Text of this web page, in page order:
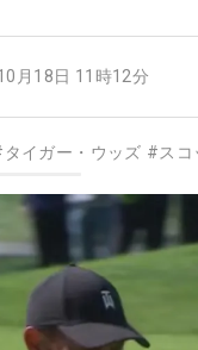
月18日 11時12分
タイガー・ウッズ #スコ